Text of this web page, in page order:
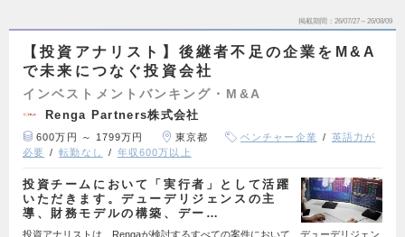
掲載期間 26/07/27～26/08/09
【投資アナリスト】後継者不足の企業をM&A
で未来につなぐ投資会社
インベストメントバンキング・M&A
Renga Partners株式会社
600万円 ～ 1799万円 東京都 ベンチャー企業
英語力が
必要
転勤なし 年収600万以上
投資チームにおいて「実行者」として活躍
いただきます。デューデリジェンスの主
導、財務モデルの構築、デー…
投資アナリストは、Rengaが検討するすべての案件において、デューデリジェン